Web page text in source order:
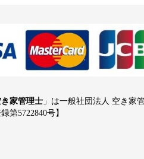
き家管理士 」は一般社団法人 空き家
録第5722840号】